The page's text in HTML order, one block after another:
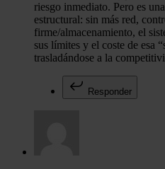
riesgo inmediato. Pero es
estructural: sin más red,
firme/almacenamiento, el
sus límites y el coste de esa
trasladándose a la
Responder